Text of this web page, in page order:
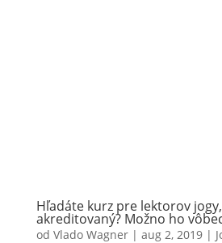
Hľadáte kurz pre lektorov
akreditovaný? Možno ho
od Vlado Wagner| aug 2, 2019|